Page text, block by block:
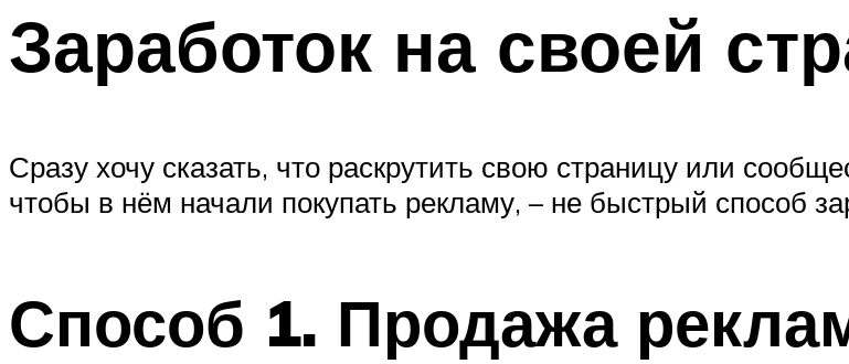
Заработок на своей
Сразу хочу сказать, что раскрутить свою страницу или
чтобы в нём начали покупать рекламу, – не быстрый способ
Способ 1. Продажа